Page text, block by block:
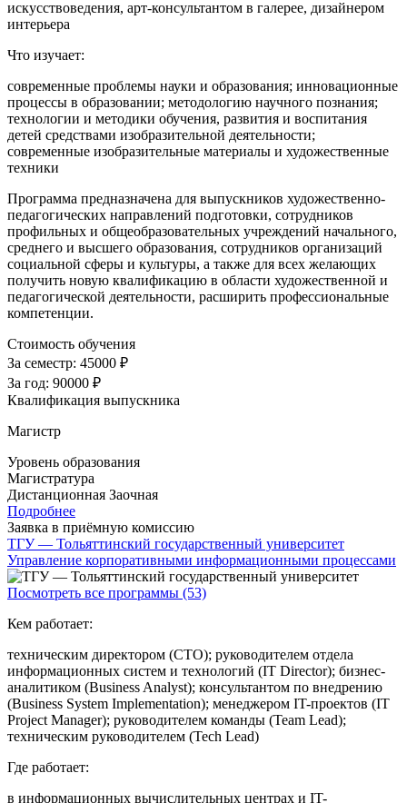
искусствоведения, арт-консультантом в галерее, дизайнером
интерьера
Что изучает:
современные проблемы науки и образования; инновационные
процессы в образовании; методологию научного познания;
технологии и методики обучения, развития и воспитания
детей средствами изобразительной деятельности;
современные изобразительные материалы и художественные
техники
Программа предназначена для выпускников художественно-
педагогических направлений подготовки, сотрудников
профильных и общеобразовательных учреждений начального,
среднего и высшего образования, сотрудников организаций
социальной сферы и культуры, а также для всех желающих
получить новую квалификацию в области художественной и
педагогической деятельности, расширить профессиональные
компетенции.
Стоимость обучения
За семестр: 45000 ₽
За год: 90000 ₽
Квалификация выпускника
Магистр
Уровень образования
Магистратура
Дистанционная Заочная
Подробнее
Заявка в приёмную комиссию
ТГУ — Тольяттинский государственный университет
Управление корпоративными информационными процессами
Посмотреть все программы (53)
Кем работает:
техническим директором (CTO); руководителем отдела
информационных систем и технологий (IT Director); бизнес-
аналитиком (Business Analyst); консультантом по внедрению
(Business System Implementation); менеджером IT-проектов (IT
Project Manager); руководителем команды (Team Lead);
техническим руководителем (Tech Lead)
Где работает:
в информационных вычислительных центрах и IT-